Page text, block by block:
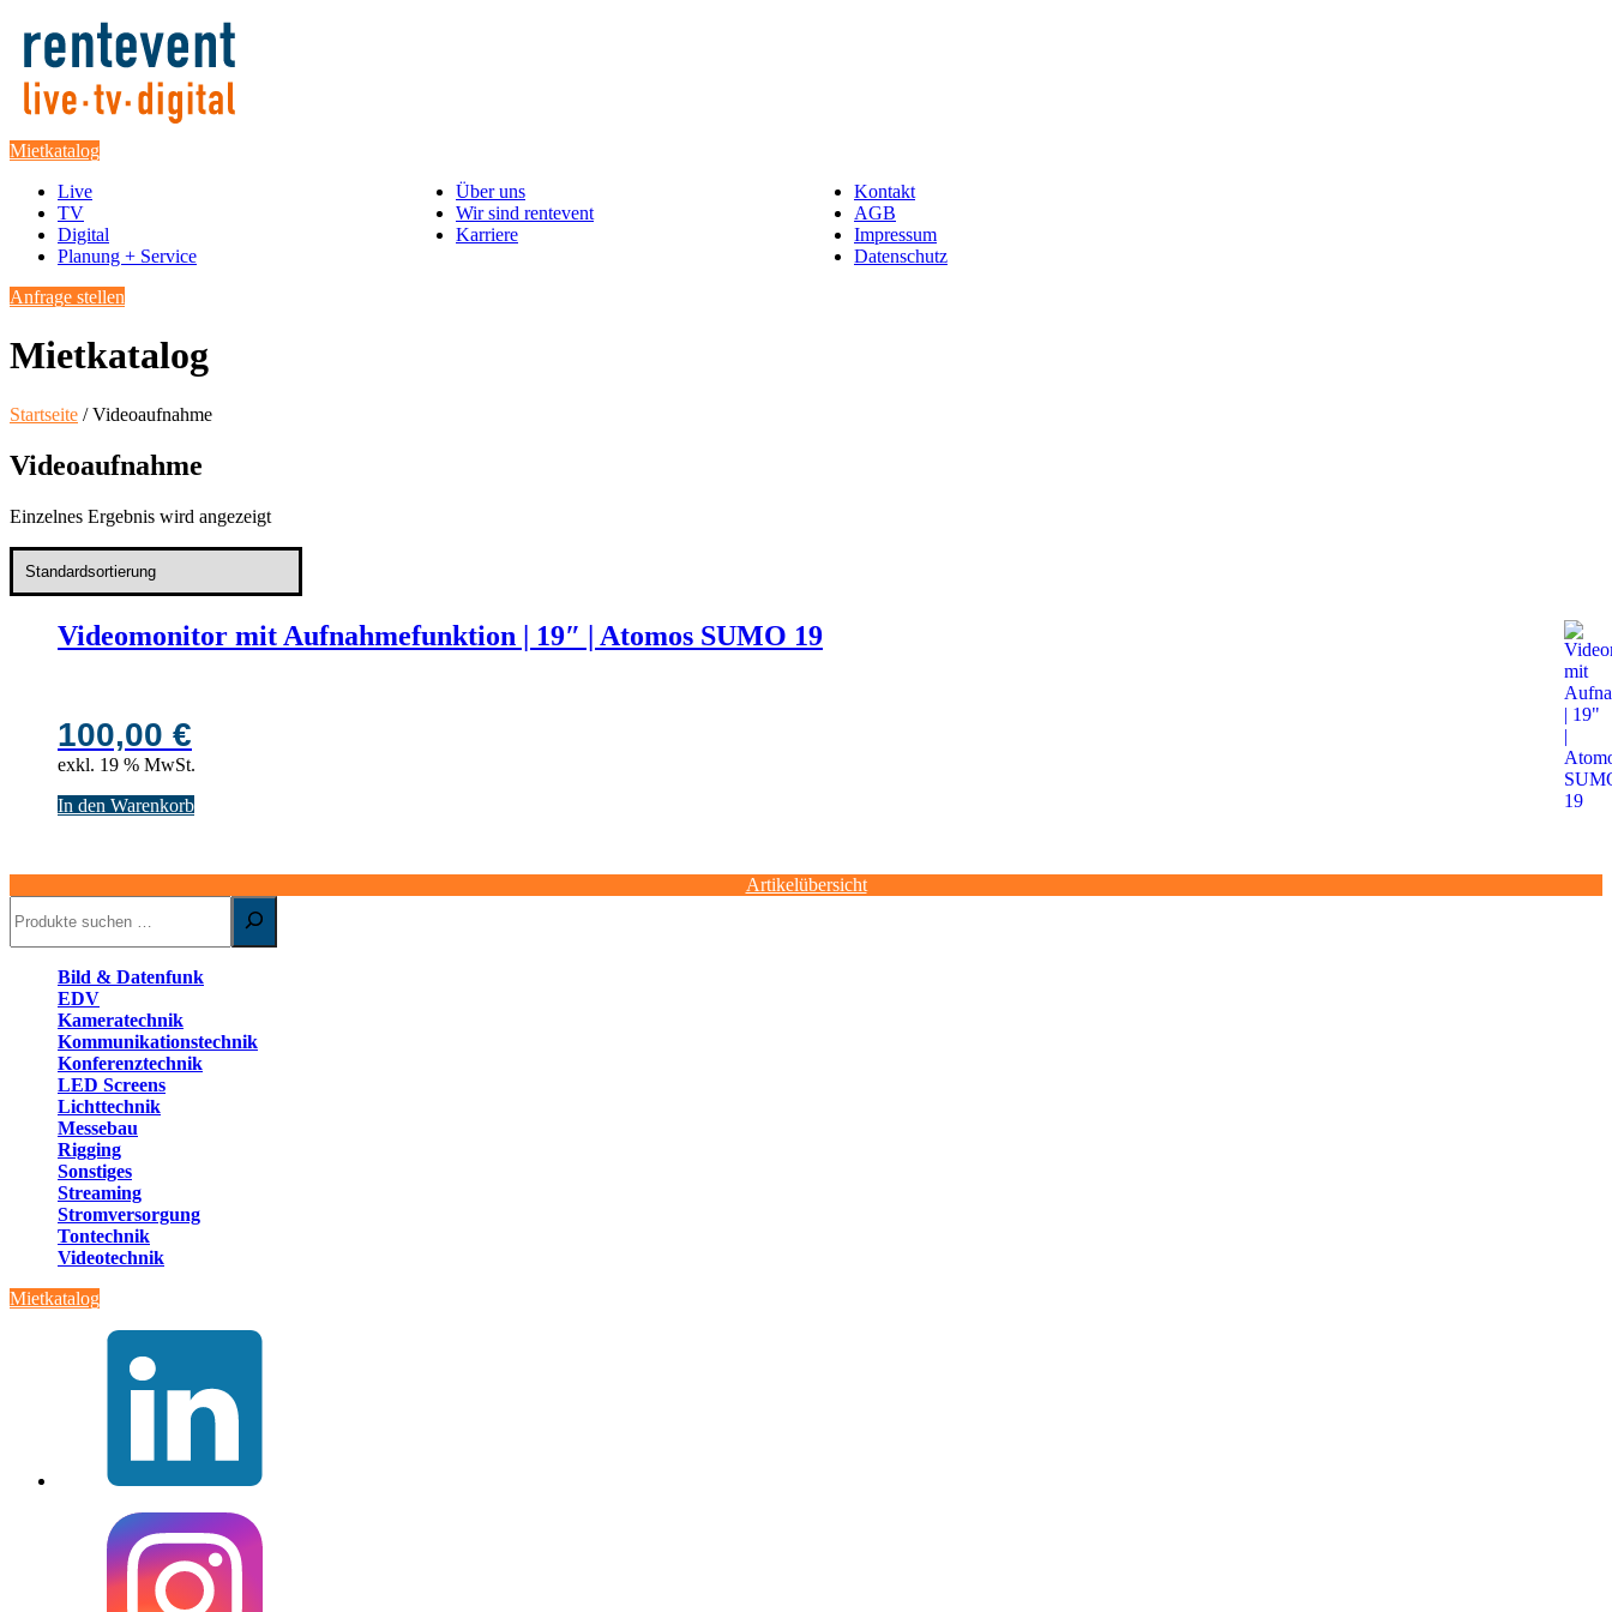
Mietkatalog
Live
TV
Digital
Planung + Service
Über uns
Wir sind rentevent
Karriere
Kontakt
AGB
Impressum
Datenschutz
Anfrage stellen
Mietkatalog
Startseite / Videoaufnahme
Videoaufnahme
Einzelnes Ergebnis wird angezeigt
Videomonitor mit Aufnahmefunktion | 19″ | Atomos SUMO 19
100,00 €
exkl. 19 % MwSt.
In den Warenkorb
Artikelübersicht
Bild & Datenfunk
EDV
Kameratechnik
Kommunikationstechnik
Konferenztechnik
LED Screens
Lichttechnik
Messebau
Rigging
Sonstiges
Streaming
Stromversorgung
Tontechnik
Videotechnik
Mietkatalog